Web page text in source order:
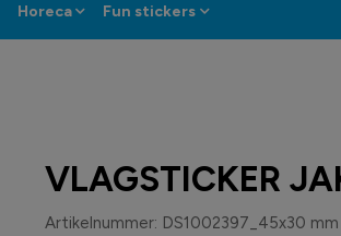
Horeca Fun stickers
VLAGSTICKER
Artikelnummer: DS1002397_45x30 mm